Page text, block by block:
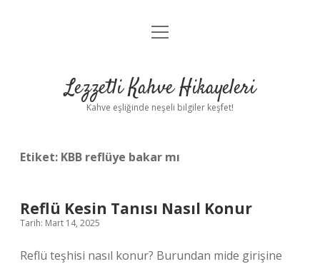
Anasayfa
Yasal Uyarı
menüyü
Lezzetli Kahve Hikayeleri
Kahve eşliğinde neşeli bilgiler keşfet!
Etiket: KBB reflüye bakar mı
Reflü Kesin Tanısı Nasıl Konur
Tarih: Mart 14, 2025
Reflü teşhisi nasıl konur? Burundan mide girişine